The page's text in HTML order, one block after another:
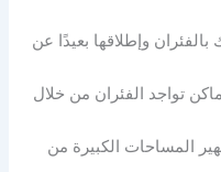
بالفئران وإطلاقها بعيدًا عن
تواجد الفئران من خلال
المساحات الكبيرة من